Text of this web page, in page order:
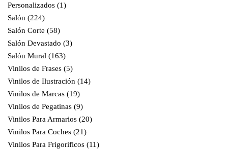
Personalizados (1)
Salón (224)
Salón Corte (58)
Salón Devastado (3)
Salón Mural (163)
Vinilos de Frases (5)
Vinilos de Ilustración (14)
Vinilos de Marcas (19)
Vinilos de Pegatinas (9)
Vinilos Para Armarios (20)
Vinilos Para Coches (21)
Vinilos Para Frigorificos (11)